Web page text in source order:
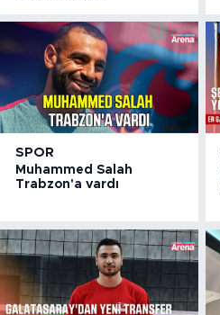
SPOR
Muhammed Salah
Trabzon'a vardı